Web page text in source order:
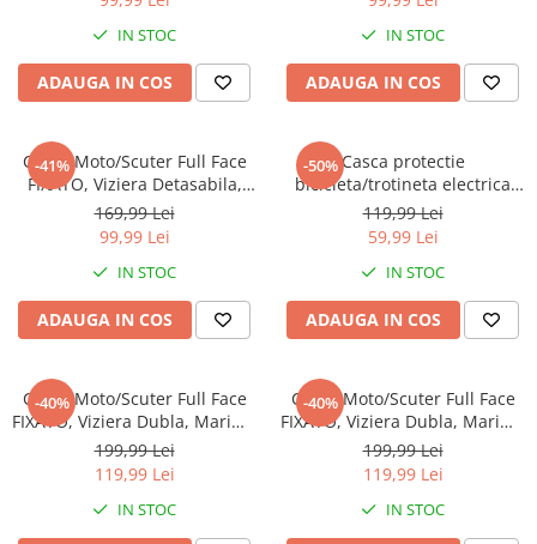
IN STOC
ADAUGA IN COS
IN STOC
ADAUGA IN COS
-41%
Casca Moto/Scuter Full Face
FIXATO, Viziera Detasabila,
Marime Universala 59-62cm,
Rosu
169,99 Lei
99,99 Lei
IN STOC
ADAUGA IN COS
-50%Casca protectie
bicicleta/trotineta electrica
FIXATO, Unisex, cu viziera
detasabila, usoara si
aerodinamica, marime
universala 55-62 cm, Neagra
119,99 Lei
59,99 Lei
IN STOC
ADAUGA IN COS
-40%
Casca Moto/Scuter Full Face
FIXATO, Viziera Dubla, Marime
Universala 59-62cm, Negru
199,99 Lei
119,99 Lei
IN STOC
-40%
Casca Moto/Scuter Full Face
FIXATO, Viziera Dubla, Marime
Universala 59-62cm, Albastru
199,99 Lei
119,99 Lei
IN STOC